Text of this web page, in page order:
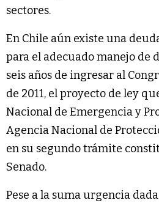
sectores.
En Chile aún existe una
para el adecuado manejo de
seis años de ingresar al
de 2011, el proyecto de ley
Nacional de Emergencia y
Agencia Nacional de
en su segundo trámite
Senado.
Pese a la suma urgencia